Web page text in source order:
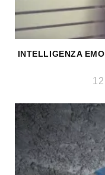
INTELLIGENZA